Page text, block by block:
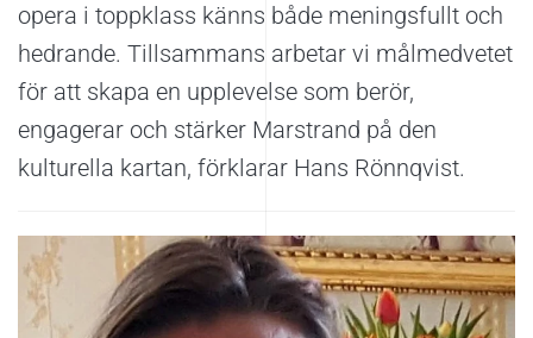
opera i toppklass känns både meningsfullt och
hedrande. Tillsammans arbetar vi målmedvetet
för att skapa en upplevelse som berör,
engagerar och stärker Marstrand på den
kulturella kartan, förklarar Hans Rönnqvist.